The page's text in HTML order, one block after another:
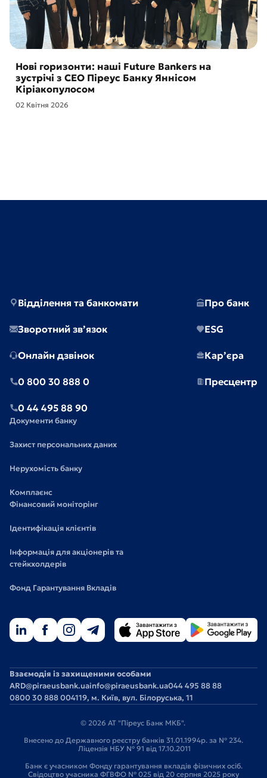
Нові горизонти: наші Future Bankers на
зустрічі з CEO Піреус Банку Яннісом
Кіріакопулосом
02 Квітня 2026
Відділення та банкомати
Зворотний зв’язок
Онлайн дзвінок
0 800 30 888 0
0 44 495 88 90
Про банк
ESG
Кар’єра
Пресцентр
Документи банку
Захист персональних даних
Нерухомість банку
Комплаєнс
Фінансовий моніторінг
Ідентифікація клієнтів
Інформація для акціонерів та
стейкхолдерів
Фонд Гарантування Вкладів
Взаємодія із захищеними особами
ARD@piraeusbank.uainfo@piraeusbank.ua044 495 88 88
0800 30 888 004119, м. Київ, вул. Білоруська, 11
© 2026 АТ "Піреус Банк МКБ".
Внесено до Державного реєстру банків 31.01.1994р. за № 234.
Ліцензія НБУ № 91 від 17.10.2011
Банк є учасником Фонду гарантування вкладів фізичних осіб.
Свідоцтво учасника ФГВФО № 025 від 20 серпня 2025 року